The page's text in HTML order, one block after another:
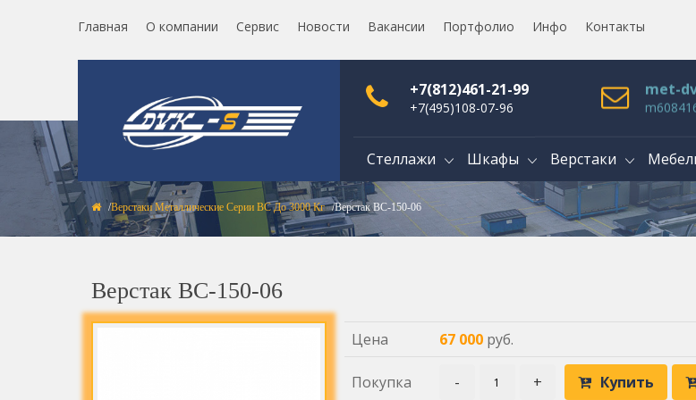
Главная О компании Сервис Новости Вакансии Портфолио Инфо Контакты
+7(812)461-21-99
+7(495)108-07-96
met-
Стеллажи Шкафы Верстаки
Верстаки Металлические Серии ВС До 3000 Кг Верстак ВС-150-06
Верстак ВС-150-06
Цена 67 000руб.
Покупка - + Купить